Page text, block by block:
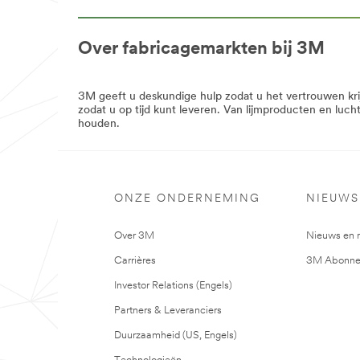
url**
/3M/nl_BE/p/c/folies/i/industrie/
**Site
Facilitair
onderhoud
beschermingsmiddelen/i/industrie/
**
produkten
***
/3M/nl_BE/p/c/reinigingsproducten/i/
**Site
**
Over fabricagemarkten bij 3M
3M geeft u deskundige hulp zodat u het vertrouwen
zodat u op tijd kunt leveren. Van lijmproducten en
houden.
ONZE ONDERNEMING
Over 3M
Carrières
Investor Relations (Engels)
Partners & Leveranciers
Duurzaamheid (US, Engels)
NIEUWS
Nieuws en
3M